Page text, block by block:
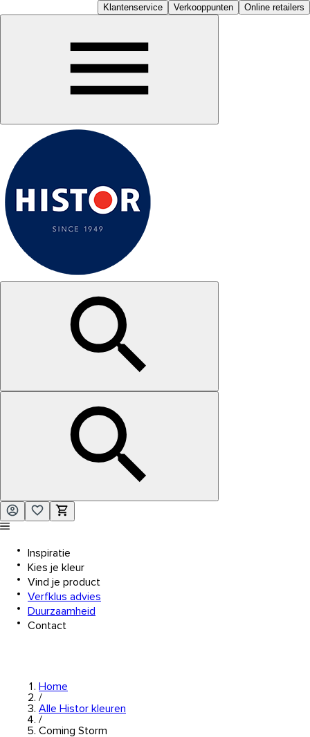
Klantenservice Verkooppunten Online retailers
Inspiratie
Kies je kleur
Vind je product
Verfklus advies
Duurzaamheid
Contact
Home
/
Alle Histor kleuren
/
Coming Storm